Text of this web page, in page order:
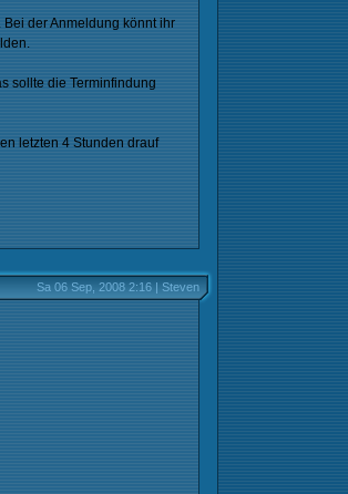
der Anmeldung könnt ihr
sollte die Terminfindung
letzten 4 Stunden drauf
Sa 06 Sep, 2008 2:16 | Steven